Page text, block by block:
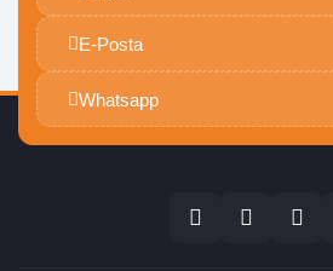
E-Posta
Whatsapp